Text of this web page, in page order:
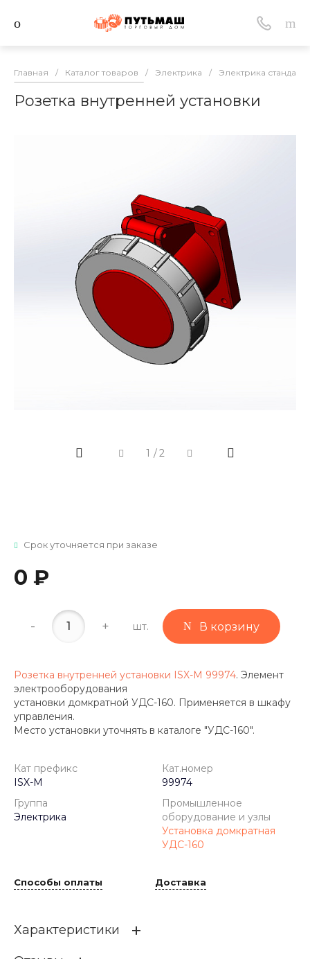
Главная / Каталог товаров / Электрика / Электрика
Розетка внутренней установки
1 /2
Срок уточняется при заказе
0 ₽
- + шт. В корзину
Розетка внутренней установки ISX-M 99974. Элемент
электрооборудования
установки домкратной УДС-160. Применяется в шкафу
управления.
Место установки уточнять в каталоге "УДС-160".
Кат префикс
ISX-M
Кат.номер
99974
Группа
Электрика
Промышленное
оборудование и узлы
Установка домкратная
УДС-160
Способы оплаты Доставка
Характеристики